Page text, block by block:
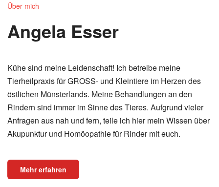
Über mich
Angela Esser
Kühe sind meine Leidenschaft! Ich betreibe meine
Tierheilpraxis für GROSS- und Kleintiere im Herzen des
östlichen Münsterlands. Meine Behandlungen an den
Rindern sind immer im Sinne des Tieres. Aufgrund vieler
Anfragen aus nah und fern, teile ich hier mein Wissen über
Akupunktur und Homöopathie für Rinder mit euch.
Mehr erfahren